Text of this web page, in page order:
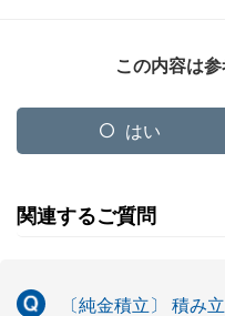
この内容は
はい
関連するご質問
〔純金積立〕 積み